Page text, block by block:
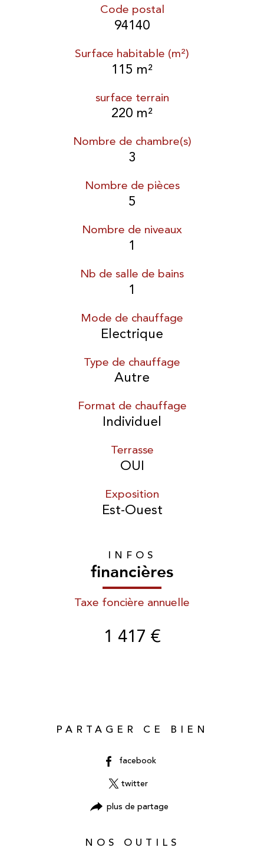
Code postal
94140
Surface habitable (m²)
115 m²
surface terrain
220 m²
Nombre de chambre(s)
3
Nombre de pièces
5
Nombre de niveaux
1
Nb de salle de bains
1
Mode de chauffage
Electrique
Type de chauffage
Autre
Format de chauffage
Individuel
Terrasse
OUI
Exposition
Est-Ouest
INFOS
financières
Taxe foncière annuelle
1 417 €
PARTAGER CE BIEN
facebook
twitter
plus de partage
NOS OUTILS